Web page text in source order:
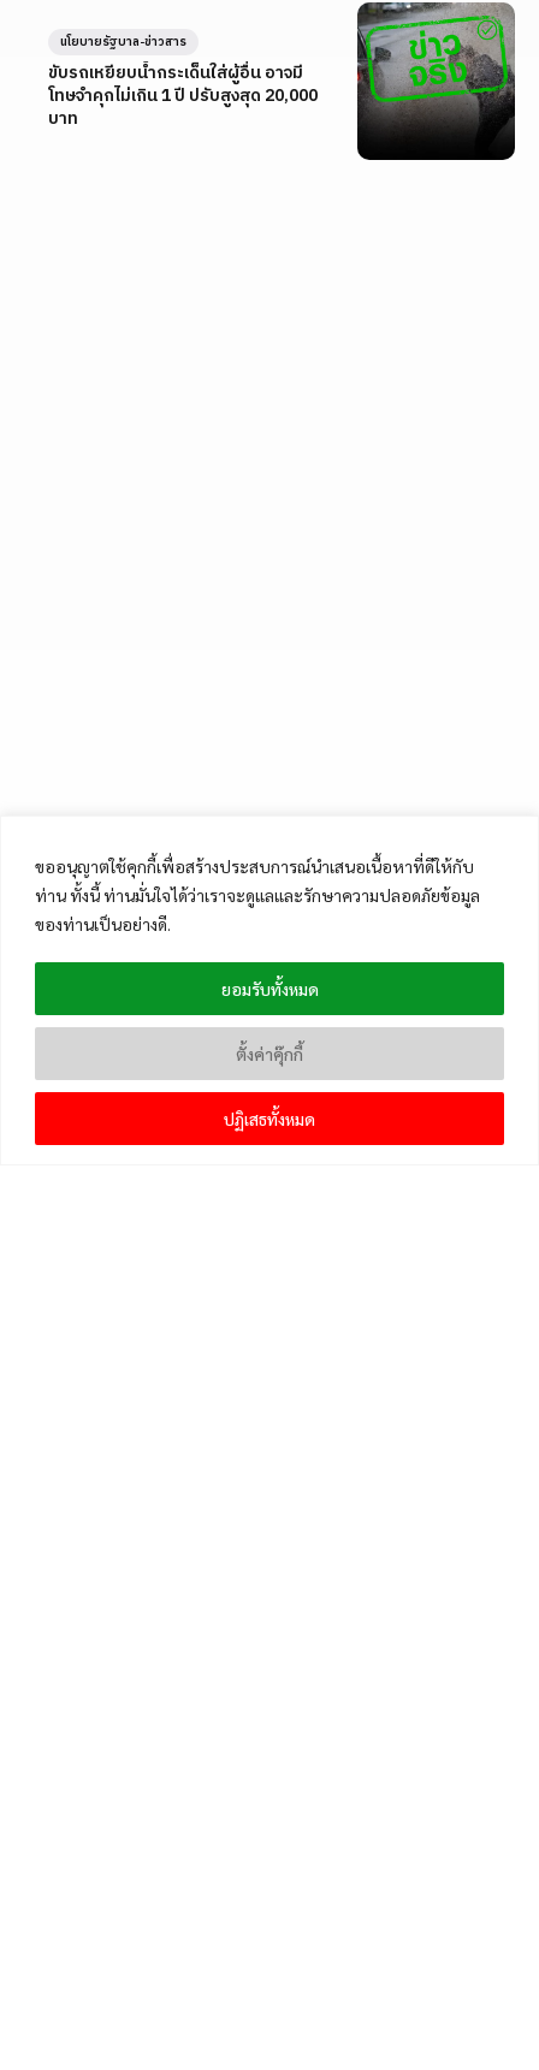
ขออนุญาตใช้คุกกี้เพื่อสร้างประสบการณ์นำเสนอเนื้อหาที่ดีให้กับ
ท่าน ทั้งนี้ ท่านมั่นใจได้ว่าเราจะดูแลและรักษาความปลอดภัยข้อมูล
ของท่านเป็นอย่างดี.
ตั้งค่าคุ๊กกี้
ปฏิเสธทั้งหมด
ยอมรับทั้งหมด
ขับรถเหยียบน้ำกระเด็นใส่ผู้อื่น อาจมี
โทษจำคุกไม่เกิน 1 ปี ปรับสูงสุด 20,000
บาท
นโยบายรัฐบาล-ข่าวสาร